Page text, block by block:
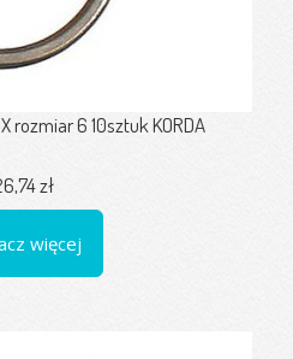
rozmiar 6 10sztuk KORDA
zł
więcej